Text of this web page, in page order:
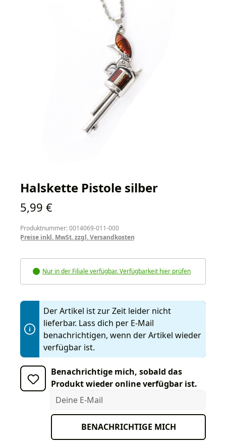
Halskette Pistole silber
Regulärer Preis:
5,99 €
Produktnummer: 0014069-011-000
Preise inkl. MwSt. zzgl. Versandkosten
Nur in der Filiale verfügbar. Verfügbarkeit hier prüfen
Der Artikel ist zur Zeit leider nicht
lieferbar. Lass dich per E-Mail
benachrichtigen, wenn der Artikel wieder
verfügbar ist.
Benachrichtige mich, sobald das
Produkt wieder online verfügbar ist.
Deine E-Mail
BENACHRICHTIGE MICH